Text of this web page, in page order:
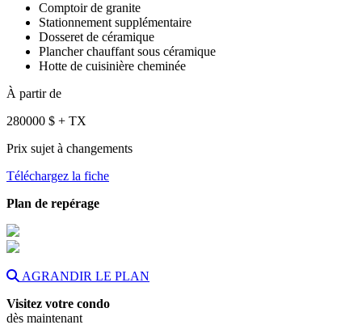
Comptoir de granite
Stationnement supplémentaire
Dosseret de céramique
Plancher chauffant sous céramique
Hotte de cuisinière cheminée
À partir de
280000 $ + TX
Prix sujet à changements
Téléchargez la fiche
Plan de repérage
AGRANDIR LE PLAN
Visitez votre condo
dès maintenant